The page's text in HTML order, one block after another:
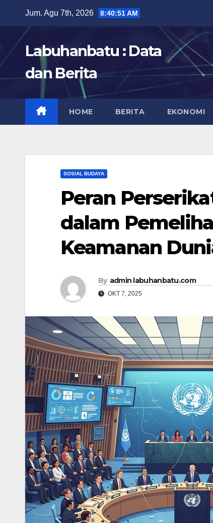
content
Jum. Agu 7th, 2026 8:40:52 AM
Labuhanbatu : Data
dan Berita
HOME BERITA EKONOMI
SOSIAL BUDAYA
Peran
dalam
Keamanan
By admin labuhanbatu.com
OKT 7, 2025